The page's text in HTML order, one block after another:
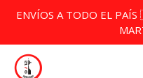
ENVÍOS A TODO EL